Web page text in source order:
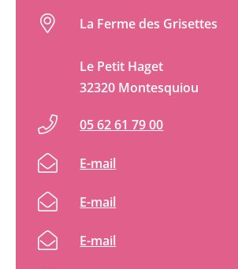
La Ferme des Grisettes
Le Petit Haget
32320 Montesquiou
05 62 61 79 00
E-mail
E-mail
E-mail